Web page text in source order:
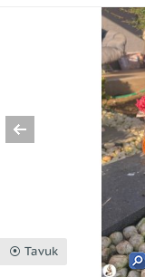
⦿ Tavuk